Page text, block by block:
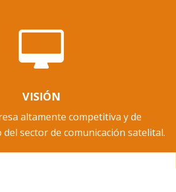
VISIÓN
altamente competitiva y de
sector de comunicación satelital.